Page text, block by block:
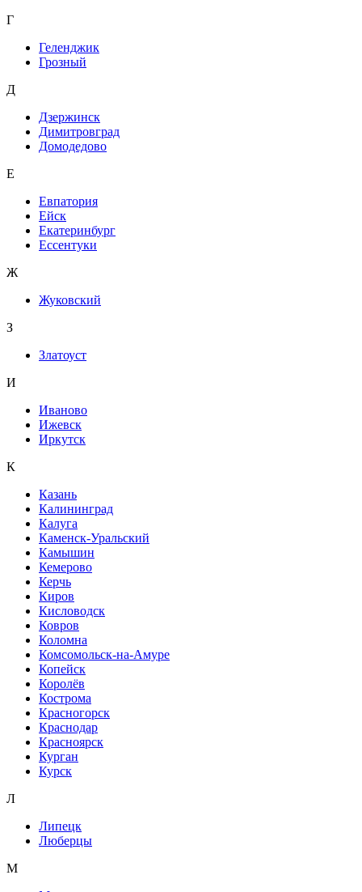
Г
Геленджик
Грозный
Д
Дзержинск
Димитровград
Домодедово
Е
Евпатория
Ейск
Екатеринбург
Ессентуки
Ж
Жуковский
З
Златоуст
И
Иваново
Ижевск
Иркутск
К
Казань
Калининград
Калуга
Каменск-Уральский
Камышин
Кемерово
Керчь
Киров
Кисловодск
Ковров
Коломна
Комсомольск-на-Амуре
Копейск
Королёв
Кострома
Красногорск
Краснодар
Красноярск
Курган
Курск
Л
Липецк
Люберцы
М